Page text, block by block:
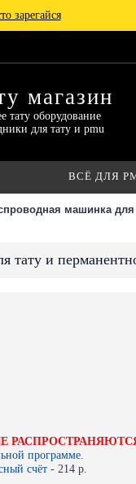
зарегайся
магазин
тату оборудование
для тату и pmu
ВСЁ ДЛЯ
машинка для
тату и
программе.
счёт - 214 р.